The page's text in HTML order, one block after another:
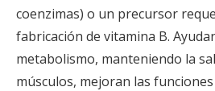
coenzimas) o un precursor
fabricación de vitamina B.
metabolismo, manteniendo la
músculos, mejoran las